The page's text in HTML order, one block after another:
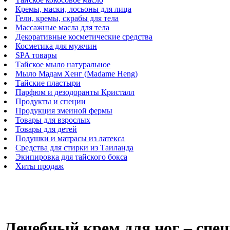
Кремы, маски, лосьоны для лица
Гели, кремы, скрабы для тела
Массажные масла для тела
Декоративные косметические средства
Косметика для мужчин
SPA товары
Тайское мыло натуральное
Мыло Мадам Хенг (Madame Heng)
Тайские пластыри
Парфюм и дезодоранты Кристалл
Продукты и специи
Продукция змеиной фермы
Товары для взрослых
Товары для детей
Подушки и матрасы из латекса
Средства для стирки из Таиланда
Экипировка для тайского бокса
Хиты продаж